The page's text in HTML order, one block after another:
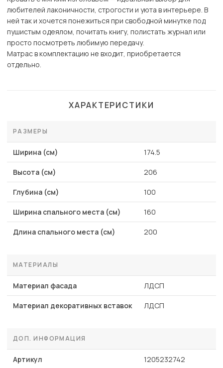
любителей лаконичности, строгости и уюта в интерьере. В
ней так и хочется понежиться при свободной минутке под
пушистым одеялом, почитать книгу, полистать журнал или
просто посмотреть любимую передачу.
Матрас в комплектацию не входит, приобретается
отдельно.
ХАРАКТЕРИСТИКИ
РАЗМЕРЫ
Ширина (см) 174.5
Высота (см) 206
Глубина (см) 100
Ширина спального места (см) 160
Длина спального места (см) 200
МАТЕРИАЛЫ
Материал фасада ЛДСП
Материал декоративных вставок ЛДСП
ДОП. ИНФОРМАЦИЯ
Артикул 1205232742